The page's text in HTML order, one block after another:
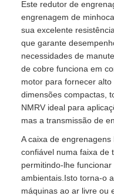
Este redutor de
engrenagem de
sua excelente
que garante
necessidades de
de cobre funciona em
motor para fornecer
dimensões compactas,
NMRV ideal para
mas a transmissão de
A caixa de
confiável numa faixa de
permitindo-lhe
ambientais.Isto torna-o
máquinas ao ar livre ou